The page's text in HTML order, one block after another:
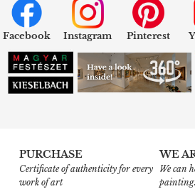
Facebook Instagram Pinterest
PURCHASE
Certificate of authenticity for every
work of art
WE
We can